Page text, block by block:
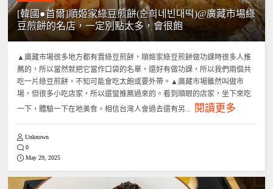
[韓國●首爾]順姬家綠豆煎餅(순희네빈대떡)@廣藏市場綠
豆煎餅的名店，一定別點太多，會很飽
▲廣藏市場很多地方都有賣綠豆煎餅，順姬家綠豆煎餅做功課時很多人推
薦的，所以當然就把它當作口袋的名單，還好有做功課，所以我們兩個共
吃一片綠豆煎餅，不知可能會吃太飽或要外帶。▲廣藏市場雖然叫做市
場，但很多小吃店家，所以還蠻推薦過來的。看到順眼的店家，坐下來吃
一下，體驗一下在地美食。相信台灣人會過去還有另...
閱讀更多
Unknown
0
May 29, 2025